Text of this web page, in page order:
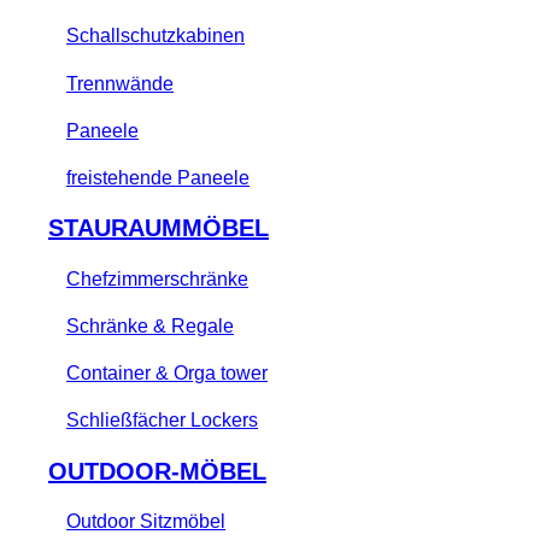
Schallschutzkabinen
Trennwände
Paneele
freistehende Paneele
STAURAUMMÖBEL
Chefzimmerschränke
Schränke & Regale
Container & Orga tower
Schließfächer Lockers
OUTDOOR-MÖBEL
Outdoor Sitzmöbel